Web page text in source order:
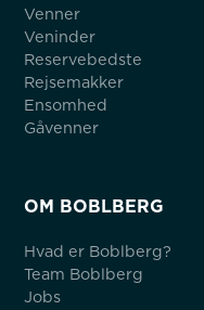
Venner
Veninder
Reservebedste
Rejsemakker
Ensomhed
Gåvenner
OM BOBLBERG
Hvad er Boblberg?
Team Boblberg
Jobs